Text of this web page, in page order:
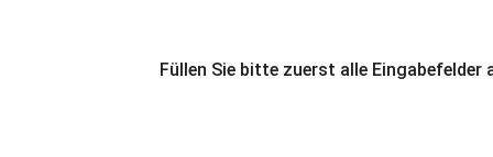
Füllen Sie bitte zuerst alle Eingabefelder